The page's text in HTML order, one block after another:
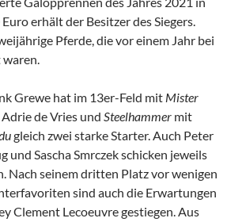
erhält der Besitzer des Siegers.
Pferde, die vor einem Jahr bei
waren.
Grewe hat im 13er-Feld mit Mister
de Vries und Steelhammer mit
gleich zwei starke Starter. Auch Peter
und Sascha Smrczek schicken jeweils
Nach seinem dritten Platz vor wenigen
sind auch die Erwartungen
Clement Lecoeuvre gestiegen. Aus